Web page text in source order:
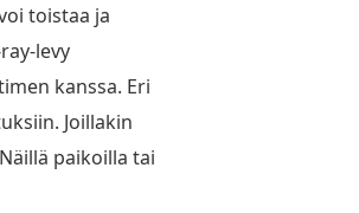
toistaa ja
levy
kanssa. Eri
Joillakin
paikoilla tai